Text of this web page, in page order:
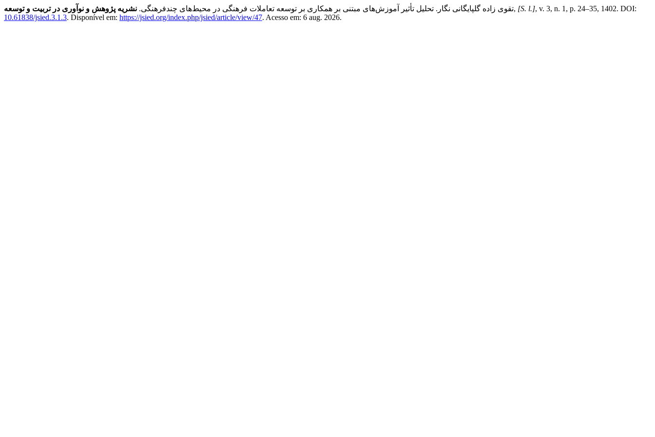
تقوی زاده گلپایگانی نگار. تحلیل تأثیر آموزش‌های مبتنی بر همکاری بر توسعه تعاملات فرهنگی در محیط‌های چندفرهنگی. نشریه پژوهش و نوآوری در تربیت و توسعه , [S. l.], v. 3, n. 1, p. 24–35, 1402. DOI:
10.61838/jsied.3.1.3. Disponível em: https://jsied.org/index.php/jsied/article/view/47. Acesso em: 6 aug. 2026.